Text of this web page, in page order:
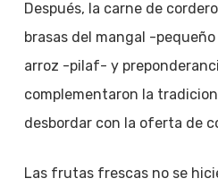
Después, la carne de
brasas del mangal -
arroz -pilaf- y
complementaron la
desbordar con la oferta de
Las frutas frescas no se